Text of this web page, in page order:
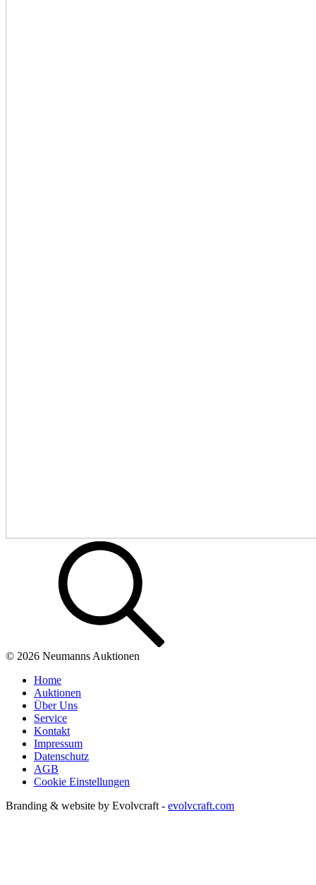
© 2026 Neumanns Auktionen
Home
Auktionen
Über Uns
Service
Kontakt
Impressum
Datenschutz
AGB
Cookie Einstellungen
Branding & website by Evolvcraft - evolvcraft.com